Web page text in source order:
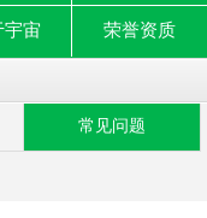
宇宙 荣誉资质
常见问题